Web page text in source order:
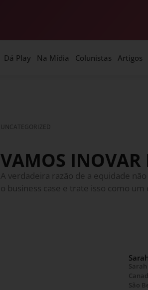
Dá Play Na Mídia Colunistas Artigos
UNCATEGORIZED
VAMOS INOVAR
A verdadeira razão de a equidade
o business case e trate isso como um
São